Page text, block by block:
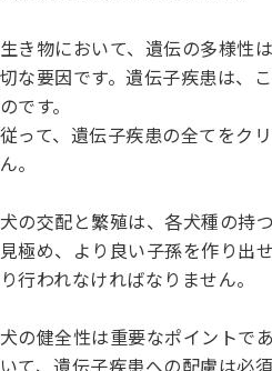
生き物において、遺伝の多様性
切な要因です。遺伝子疾患は、
のです。
従って、遺伝子疾患の全てをク
ん。
犬の交配と繁殖は、各犬種の持
見極め、より良い子孫を作り出
り行われなければなりません。
犬の健全性は重要なポイントで